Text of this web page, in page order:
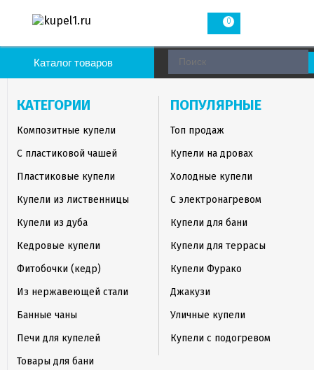
0
Каталог товаров
КАТЕГОРИИ
Композитные купели
С пластиковой чашей
Пластиковые купели
Купели из лиственницы
Купели из дуба
Кедровые купели
Фитобочки (кедр)
Из нержавеющей стали
Банные чаны
Печи для купелей
Товары для бани
ПОПУЛЯРНЫЕ
Топ продаж
Купели на дровах
Холодные купели
С электронагревом
Купели для бани
Купели для террасы
Купели Фурако
Джакузи
Уличные купели
Купели с подогревом